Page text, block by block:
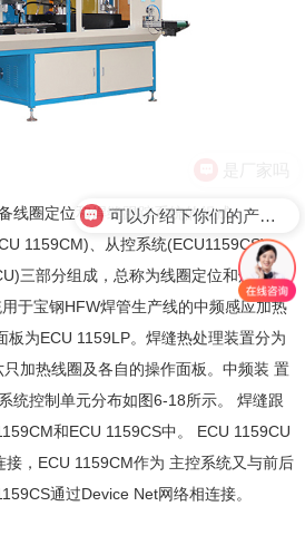
线圈定位和焊缝跟踪系统的组成
1159CM)、从控系统(ECU1159CS)、
三部分组成，总称为线圈定位和焊缝跟
于宝钢HFW焊管生产线的中频感应加热
板为ECU 1159LP。焊缝热处理装置分为
加热线圈及各自的操作面板。中频装 置
统控制单元分布如图6-18所示。 焊缝跟
和ECU 1159CS中。 ECU 1159CU
，ECU 1159CM作为 主控系统又与前后
通过Device Net网络相连接。
可以介绍下你们的产品么？